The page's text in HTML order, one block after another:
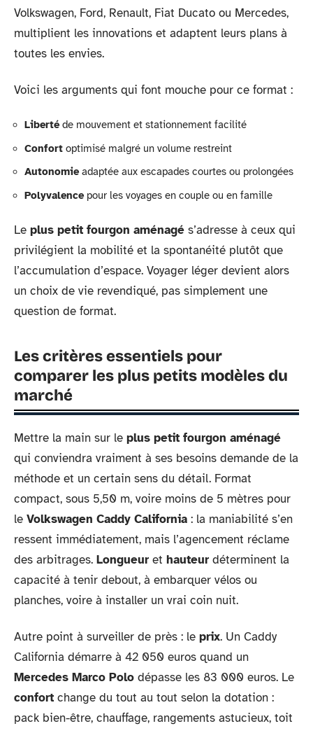
Volkswagen, Ford, Renault, Fiat Ducato ou Mercedes,
multiplient les innovations et adaptent leurs plans à
toutes les envies.
Voici les arguments qui font mouche pour ce format :
Libertéde mouvement et stationnement facilité
Confort optimisé malgré un volume restreint
Autonomieadaptée aux escapades courtes ou prolongées
Polyvalencepour les voyages en couple ou en famille
Le plus petit fourgon aménagé s’adresse à ceux qui
privilégient la mobilité et la spontanéité plutôt que
l’accumulation d’espace. Voyager léger devient alors
un choix de vie revendiqué, pas simplement une
question de format.
Les critères essentiels pour
comparer les plus petits modèles du
marché
Mettre la main sur le plus petit fourgon aménagé
qui conviendra vraiment à ses besoins demande de la
méthode et un certain sens du détail. Format
compact, sous 5,50 m, voire moins de 5 mètres pour
le Volkswagen Caddy California : la maniabilité s’en
ressent immédiatement, mais l’agencement réclame
des arbitrages. Longueur et hauteur déterminent la
capacité à tenir debout, à embarquer vélos ou
planches, voire à installer un vrai coin nuit.
Autre point à surveiller de près : le prix. Un Caddy
California démarre à 42 050 euros quand un
Mercedes Marco Polo dépasse les 83 000 euros. Le
confort change du tout au tout selon la dotation :
pack bien-être, chauffage, rangements astucieux, toit